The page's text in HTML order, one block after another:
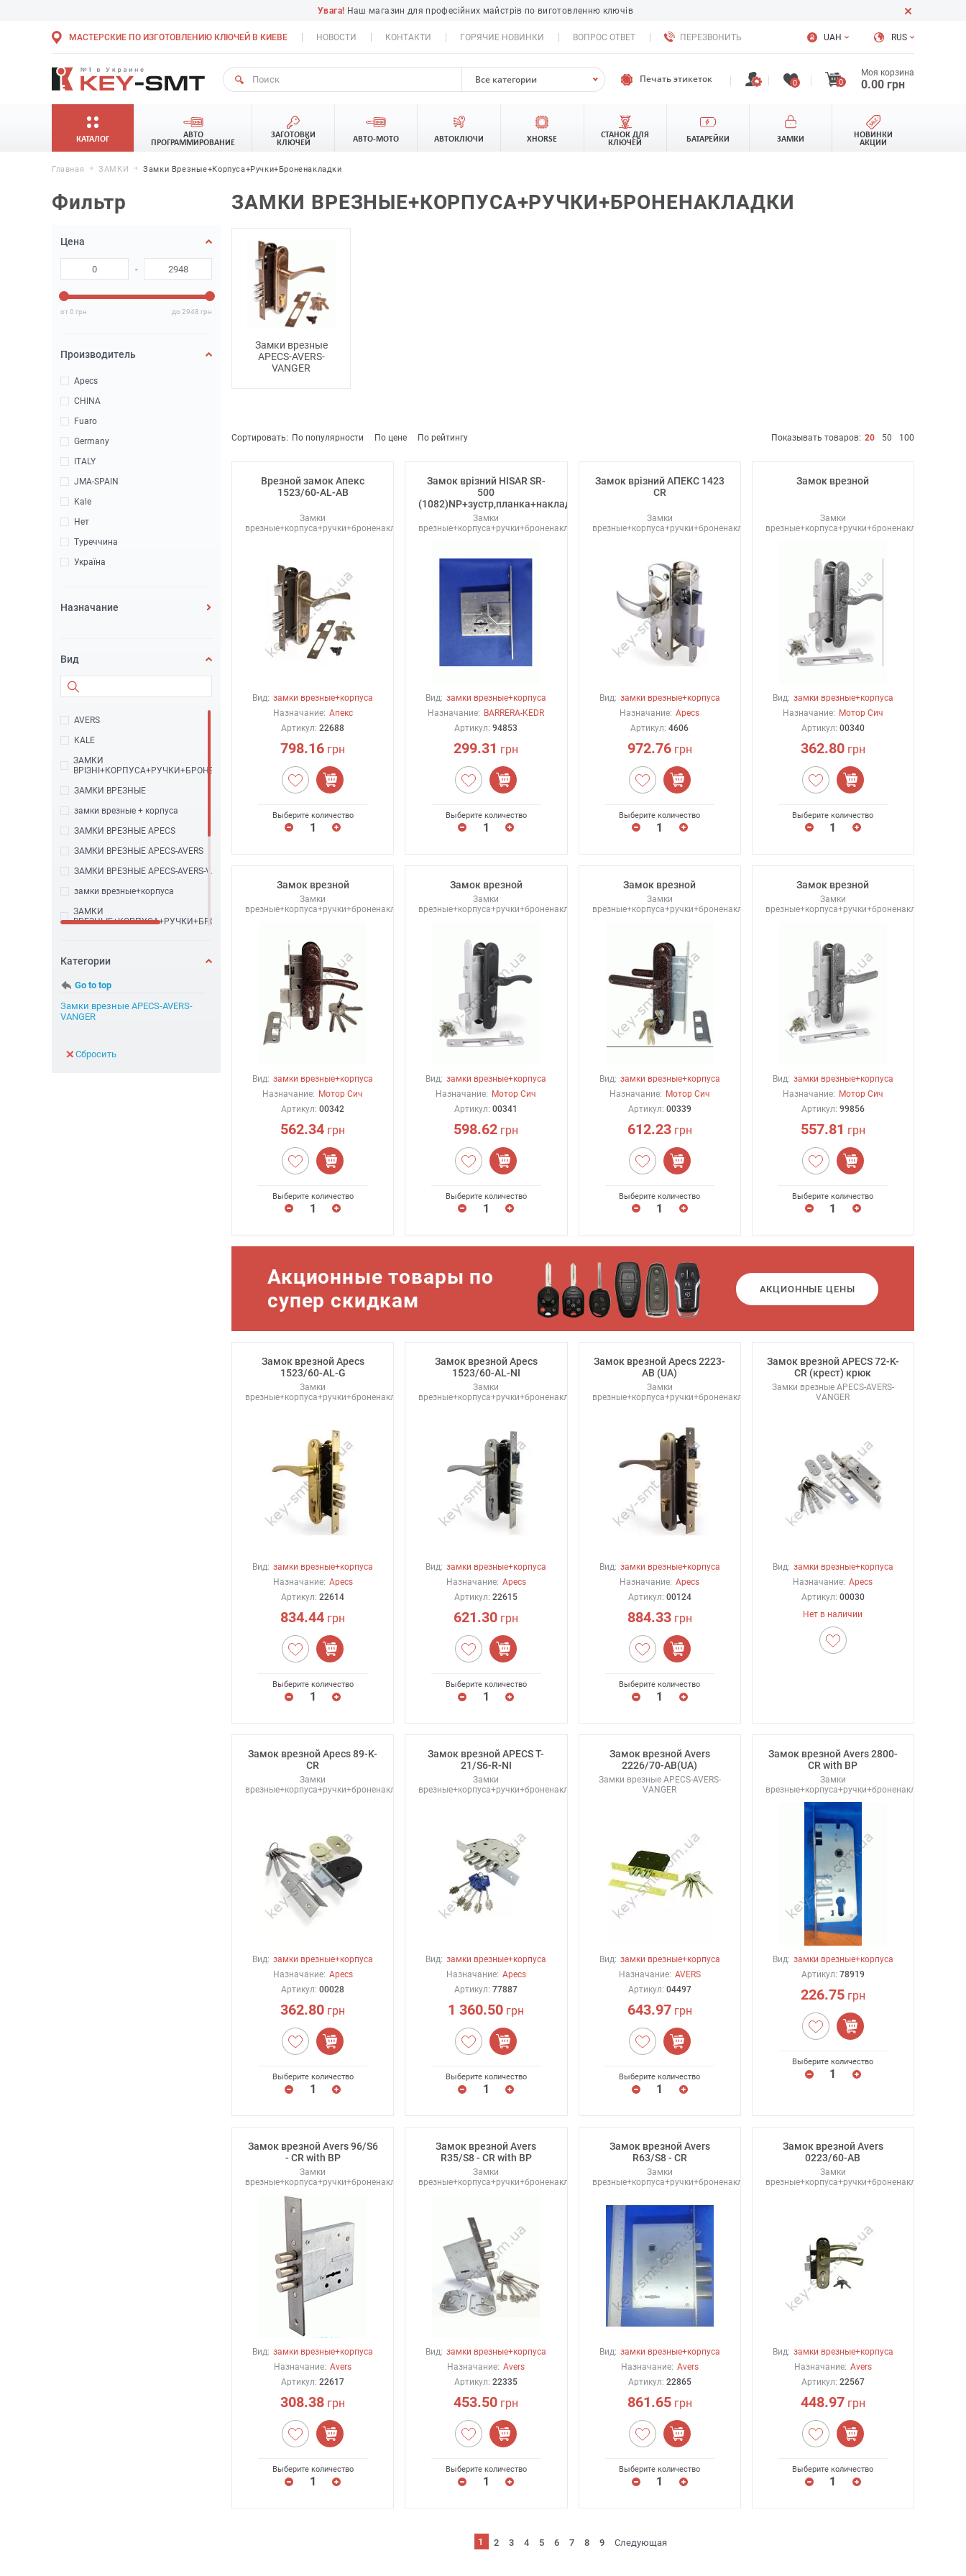
Увага! Наш магазин для професійних майстрів по виготовленню ключів
МАСТЕРСКИЕ ПО ИЗГОТОВЛЕНИЮ КЛЮЧЕЙ В КИЕВЕ НОВОСТИ КОНТАКТИ ГОРЯЧИЕ НОВИНКИ ВОПРОС ОТВЕТ ПЕРЕЗВОНИТЬ UAH RUS
0 0
Моя корзина
0.00 грн
Все категории Печать этикеток
КАТАЛОГ
АВТО
ПРОГРАММИРОВАНИЕ
ЗАГОТОВКИ
КЛЮЧЕЙ
АВТО-МОТО АВТОКЛЮЧИ XHORSE
СТАНОК ДЛЯ
КЛЮЧЕЙ
БАТАРЕЙКИ ЗАМКИ
НОВИНКИ
АКЦИИ
Главная ЗАМКИ Замки Врезные+корпуса+ручки+броненакладки
Фильтр
Цена
-
от 0 грн до 2948 грн
Производитель
Apecs
CHINA
Fuaro
Germany
ITALY
JMA-SPAIN
Kale
Нет
Туреччина
Україна
Назначание
Вид
AVERS
KALE
ЗАМКИ
ВРІЗНІ+КОРПУСА+РУЧКИ+БРОНЕНАКЛАДКИ
ЗАМКИ ВРЕЗНЫЕ
замки врезные + корпуса
ЗАМКИ ВРЕЗНЫЕ APECS
ЗАМКИ ВРЕЗНЫЕ APECS-AVERS
ЗАМКИ ВРЕЗНЫЕ APECS-AVERS-VANGER
замки врезные+корпуса
ЗАМКИ
ВРЕЗНЫЕ+КОРПУСА+РУЧКИ+БРОНЕНАКЛАДКИ
КВАРТИРНАЯ ЕВРОПРОФИЛЬ - JMA+Errebi
РУЧКИ ТА БРОНЕНАКЛАДКИ
цилиндры и секреты
Категории
Go to top
Замки врезные APECS-AVERS-
VANGER
Сбросить
ЗАМКИ ВРЕЗНЫЕ+КОРПУСА+РУЧКИ+БРОНЕНАКЛАДКИ
Замки врезные
APECS-AVERS-
VANGER
Сортировать: По популярности По цене По рейтингу Показывать товаров: 20 50 100
Врезной замок Апекс
1523/60-AL-AB
Замки
врезные+корпуса+ручки+броненакладки
Вид: замки врезные+корпуса
Назначание: Апекс
Артикул:22688
798.16 грн
Выберите количество
Замок врізний HISAR SR-
500
(1082)NP+зустр,планка+накладка
Замки
врезные+корпуса+ручки+броненакладки
Вид: замки врезные+корпуса
Назначание: BARRERA-KEDR
Артикул:94853
299.31 грн
Выберите количество
Замок врізний АПЕКС 1423
CR
Замки
врезные+корпуса+ручки+броненакладки
Вид: замки врезные+корпуса
Назначание: Apecs
Артикул:4606
972.76грн
Выберите количество
Замок врезной
Замки
врезные+корпуса+ручки+броненакладки
Вид: замки врезные+корпуса
Назначание: Мотор Сич
Артикул: 00340
362.80грн
Выберите количество
Замок врезной
Замки
врезные+корпуса+ручки+броненакладки
Вид: замки врезные+корпуса
Назначание: Мотор Сич
Артикул:00342
562.34 грн
Выберите количество
Замок врезной
Замки
врезные+корпуса+ручки+броненакладки
Вид: замки врезные+корпуса
Назначание: Мотор Сич
Артикул:00341
598.62 грн
Выберите количество
Замок врезной
Замки
врезные+корпуса+ручки+броненакладки
Вид: замки врезные+корпуса
Назначание: Мотор Сич
Артикул: 00339
612.23грн
Выберите количество
Замок врезной
Замки
врезные+корпуса+ручки+броненакладки
Вид: замки врезные+корпуса
Назначание: Мотор Сич
Артикул: 99856
557.81 грн
Выберите количество
Акционные товары по
супер скидкам
АКЦИОННЫЕ ЦЕНЫ
Замок врезной Apecs
1523/60-AL-G
Замки
врезные+корпуса+ручки+броненакладки
Вид: замки врезные+корпуса
Назначание: Apecs
Артикул:22614
834.44 грн
Выберите количество
Замок врезной Apecs
1523/60-AL-NI
Замки
врезные+корпуса+ручки+броненакладки
Вид: замки врезные+корпуса
Назначание: Apecs
Артикул:22615
621.30 грн
Выберите количество
Замок врезной Apecs 2223-
AB (UA)
Замки
врезные+корпуса+ручки+броненакладки
Вид: замки врезные+корпуса
Назначание: Apecs
Артикул: 00124
884.33грн
Выберите количество
Замок врезной APECS 72-K-
CR (крест) крюк
Замки врезные APECS-AVERS-
VANGER
Вид: замки врезные+корпуса
Назначание: Apecs
Артикул: 00030
Нет в наличии
Замок врезной Apecs 89-K-
CR
Замки
врезные+корпуса+ручки+броненакладки
Вид: замки врезные+корпуса
Назначание: Apecs
Артикул:00028
362.80 грн
Выберите количество
Замок врезной APECS T-
21/S6-R-NI
Замки
врезные+корпуса+ручки+броненакладки
Вид: замки врезные+корпуса
Назначание: Apecs
Артикул:77887
1 360.50 грн
Выберите количество
Замок врезной Avers
2226/70-AB(UA)
Замки врезные APECS-AVERS-
VANGER
Вид: замки врезные+корпуса
Назначание: AVERS
Артикул: 04497
643.97грн
Выберите количество
Замок врезной Avers 2800-
CR with BP
Замки
врезные+корпуса+ручки+броненакладки
Вид: замки врезные+корпуса
Артикул: 78919
226.75грн
Выберите количество
Замок врезной Avers 96/S6
- CR with BP
Замки
врезные+корпуса+ручки+броненакладки
Вид: замки врезные+корпуса
Назначание: Avers
Артикул:22617
308.38 грн
Выберите количество
Замок врезной Avers
R35/S8 - CR with BP
Замки
врезные+корпуса+ручки+броненакладки
Вид: замки врезные+корпуса
Назначание: Avers
Артикул:22335
453.50 грн
Выберите количество
Замок врезной Avers
R63/S8 - CR
Замки
врезные+корпуса+ручки+броненакладки
Вид: замки врезные+корпуса
Назначание: Avers
Артикул: 22865
861.65грн
Выберите количество
Замок врезной Avers
0223/60-AB
Замки
врезные+корпуса+ручки+броненакладки
Вид: замки врезные+корпуса
Назначание: Avers
Артикул: 22567
448.97грн
Выберите количество
1 2 3 4 5 6 7 8 9 Следующая